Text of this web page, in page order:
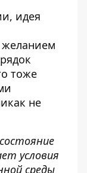
, идея
тоже
не
условия
среды